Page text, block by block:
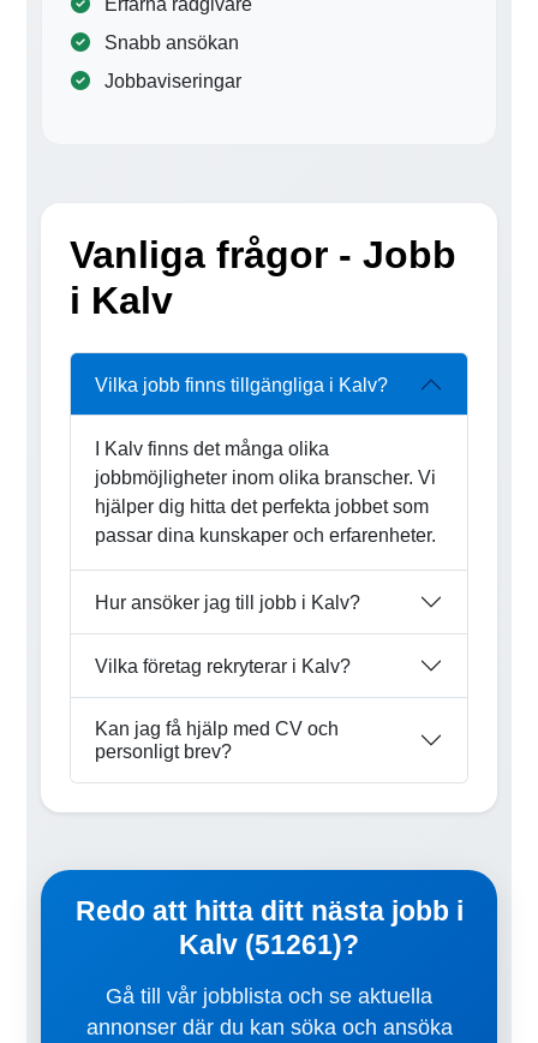
Erfarna rådgivare
Snabb ansökan
Jobbaviseringar
Vanliga frågor - Jobb
i Kalv
Vilka jobb finns tillgängliga i Kalv?
I Kalv finns det många olika
jobbmöjligheter inom olika branscher. Vi
hjälper dig hitta det perfekta jobbet som
passar dina kunskaper och erfarenheter.
Hur ansöker jag till jobb i Kalv?
Vilka företag rekryterar i Kalv?
Kan jag få hjälp med CV och
personligt brev?
Redo att hitta ditt nästa jobb i
Kalv (51261)?
Gå till vår jobblista och se aktuella
annonser där du kan söka och ansöka